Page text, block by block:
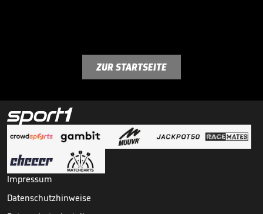
ZUR STARTSEITE
Impressum
Datenschutzhinweise